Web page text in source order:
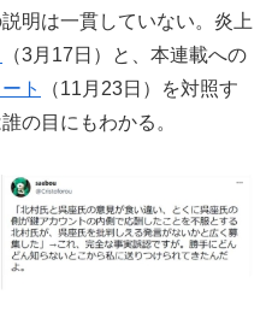
明は一貫していない。炎上
（3月17日）と、本連載への
ト
（11月23日）を対照す
の目にもわかる。